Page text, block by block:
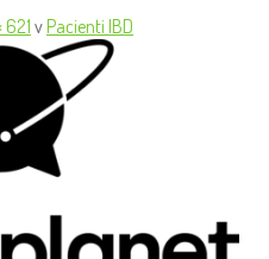
621 v Pacienti IBD